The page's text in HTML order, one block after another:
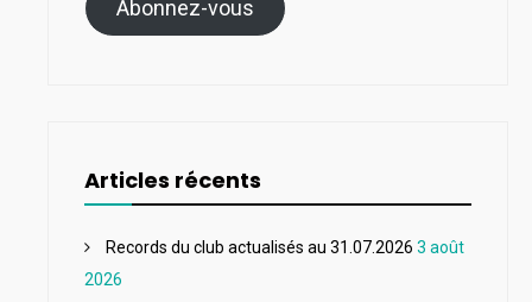
mail
Abonnez-vous
Articles récents
Records du club actualisés au 31.07.2026 3 août
2026